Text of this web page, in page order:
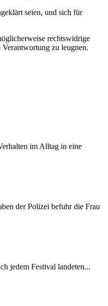
seien, und sich für
rechtswidrige
zu leugnen.
im Alltag in eine
der Polizei befuhr die Frau
jedem Festival landeten...